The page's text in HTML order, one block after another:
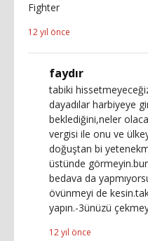
Fighter
12 yıl önce
faydır
tabiki
dayadılar harbiyeye
beklediğini,neler
vergisi ile onu ve
doğuştan bi
üstünde
bedava da
övünmeyi de
yapın.-3ünüzü
12 yıl önce